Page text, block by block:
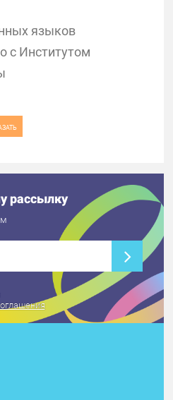
языков
с Институтом
рассылку